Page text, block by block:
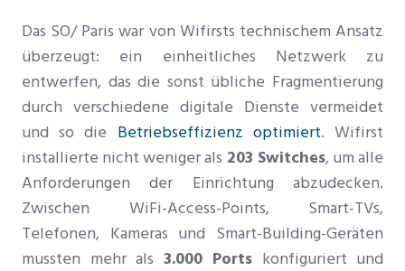
Das SO/ Paris war von Wifirsts technischem Ansatz
überzeugt: ein einheitliches Netzwerk zu
entwerfen, das die sonst übliche Fragmentierung
durch verschiedene digitale Dienste vermeidet
und so die Betriebseffizienz optimiert. Wifirst
installierte nicht weniger als 203 Switches, um alle
Anforderungen der Einrichtung abzudecken.
Zwischen WiFi-Access-Points, Smart-TVs,
Telefonen, Kameras und Smart-Building-Geräten
mussten mehr als 3.000 Ports konfiguriert und